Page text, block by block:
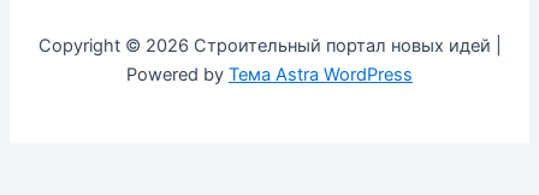
Copyright © 2026 Строительный портал новых идей |
Powered by Тема Astra WordPress